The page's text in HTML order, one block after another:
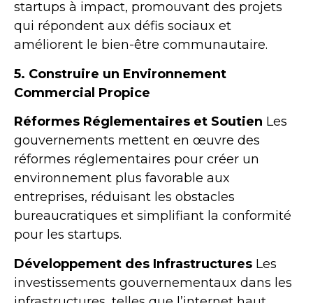
startups à impact, promouvant des projets
qui répondent aux défis sociaux et
améliorent le bien-être communautaire.
5. Construire un Environnement
Commercial Propice
Réformes Réglementaires et Soutien Les
gouvernements mettent en œuvre des
réformes réglementaires pour créer un
environnement plus favorable aux
entreprises, réduisant les obstacles
bureaucratiques et simplifiant la conformité
pour les startups.
Développement des Infrastructures Les
investissements gouvernementaux dans les